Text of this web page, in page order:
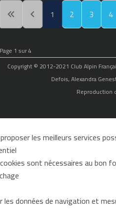
1 2 3 4
Page 1 sur 4
Copyright © 2012-2021 Club Alpin
Defois, Alexandra
Reproduction
les meilleurs services
sont nécessaires au bon
les données de navigation et